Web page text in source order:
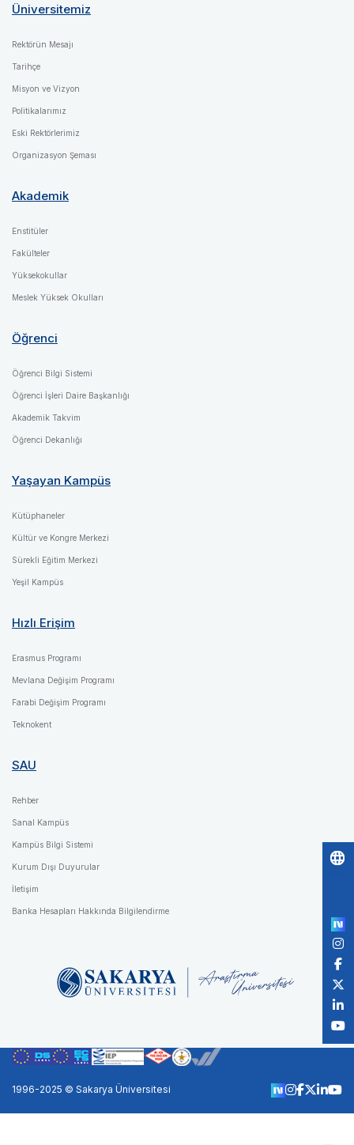
Üniversitemiz
Rektörün Mesajı
Tarihçe
Misyon ve Vizyon
Politikalarımız
Eski Rektörlerimiz
Organizasyon Şeması
Akademik
Enstitüler
Fakülteler
Yüksekokullar
Meslek Yüksek Okulları
Öğrenci
Öğrenci Bilgi Sistemi
Öğrenci İşleri Daire Başkanlığı
Akademik Takvim
Öğrenci Dekanlığı
Yaşayan Kampüs
Kütüphaneler
Kültür ve Kongre Merkezi
Sürekli Eğitim Merkezi
Yeşil Kampüs
Hızlı Erişim
Erasmus Programı
Mevlana Değişim Programı
Farabi Değişim Programı
Teknokent
SAU
Rehber
Sanal Kampüs
Kampüs Bilgi Sistemi
Kurum Dışı Duyurular
İletişim
Banka Hesapları Hakkında Bilgilendirme
1996-2025 © Sakarya Üniversitesi